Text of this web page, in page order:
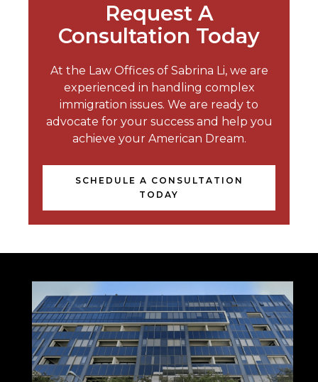
Request A
Consultation Today
At the Law Offices of Sabrina Li, we are
experienced in handling complex
immigration issues. We are ready to
advocate for your success and help you
achieve your American Dream.
SCHEDULE A CONSULTATION
TODAY